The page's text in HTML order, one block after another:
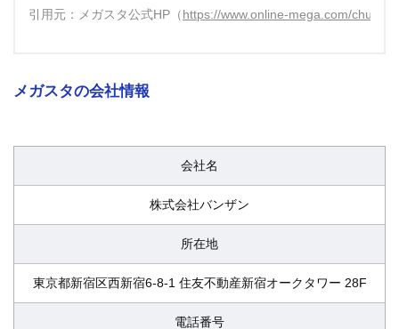
引用元：メガスタ公式HP（https://www.online-mega.com/
メガスタの会社情報
会社名
株式会社バンザン
所在地
東京都新宿区西新宿6-8-1 住友不動産新宿オークタワー 28F
電話番号